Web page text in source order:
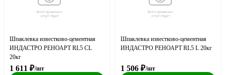
Шпаклевка известково-цементная
ИНДАСТРО РЕНОАРТ RL5 CL
20кг
1 611 ₽/шт
Шпаклевка известково-цементная
ИНДАСТРО РЕНОАРТ RL5 L 20кг
1 506 ₽/шт